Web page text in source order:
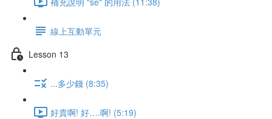
線上互動單元
Lesson 13
...多少錢 (8:35)
好貴啊! 好….啊! (5:19)